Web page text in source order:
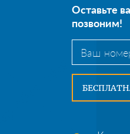
Оставьте
позвоним!